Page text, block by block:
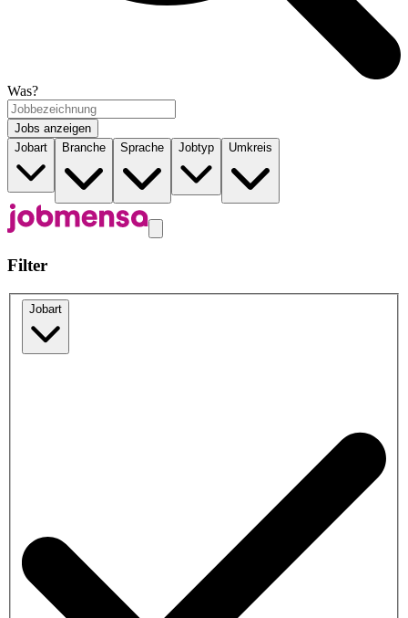
Was?
Jobs anzeigen
Jobart
Branche Sprache Jobtyp Umkreis
Filter
Jobart